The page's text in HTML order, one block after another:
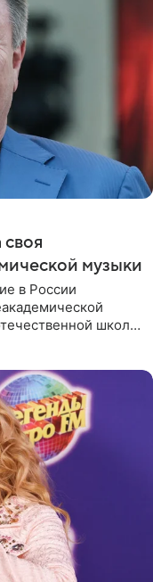
музыки
в России
школы